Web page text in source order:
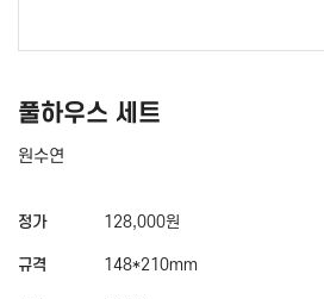
풀하우스 세트
원수연
정가 128,000원
규격 148*210mm